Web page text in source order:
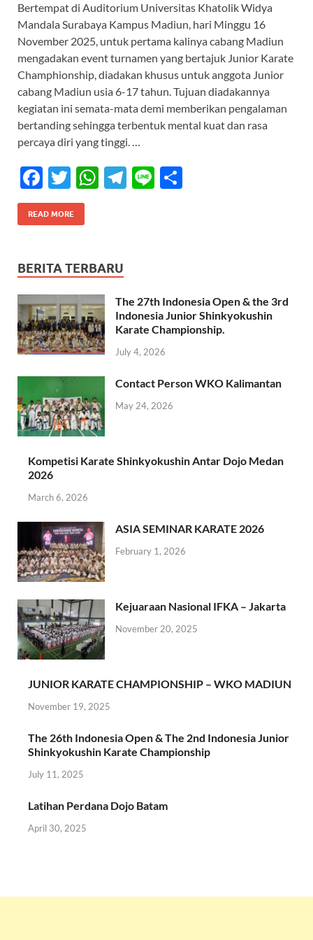
e
b
o
o
k
itt
er
at
s
A
p
p
e
gr
a
m
e ar
e
Bertempat di Auditorium Universitas Khatolik Widya
Mandala Surabaya Kampus Madiun, hari Minggu 16
November 2025, untuk pertama kalinya cabang Madiun
mengadakan event turnamen yang bertajuk Junior Karate
Champhionship, diadakan khusus untuk anggota Junior
cabang Madiun usia 6-17 tahun. Tujuan diadakannya
kegiatan ini semata-mata demi memberikan pengalaman
bertanding sehingga terbentuk mental kuat dan rasa
percaya diri yang tinggi. …
F
ac
e
o
o
k
T
w
itt
W
A
p
p
T
Li
READ MORE
BERITA TERBARU
The 27th Indonesia Open & the 3rd
Indonesia Junior Shinkyokushin
Karate Championship.
July 4, 2026
Contact Person WKO Kalimantan
May 24, 2026
Kompetisi Karate Shinkyokushin Antar Dojo Medan
2026
March 6, 2026
ASIA SEMINAR KARATE 2026
February 1, 2026
Kejuaraan Nasional IFKA – Jakarta
November 20, 2025
JUNIOR KARATE CHAMPIONSHIP – WKO MADIUN
November 19, 2025
The 26th Indonesia Open & The 2nd Indonesia Junior
Shinkyokushin Karate Championship
July 11, 2025
Latihan Perdana Dojo Batam
April 30, 2025